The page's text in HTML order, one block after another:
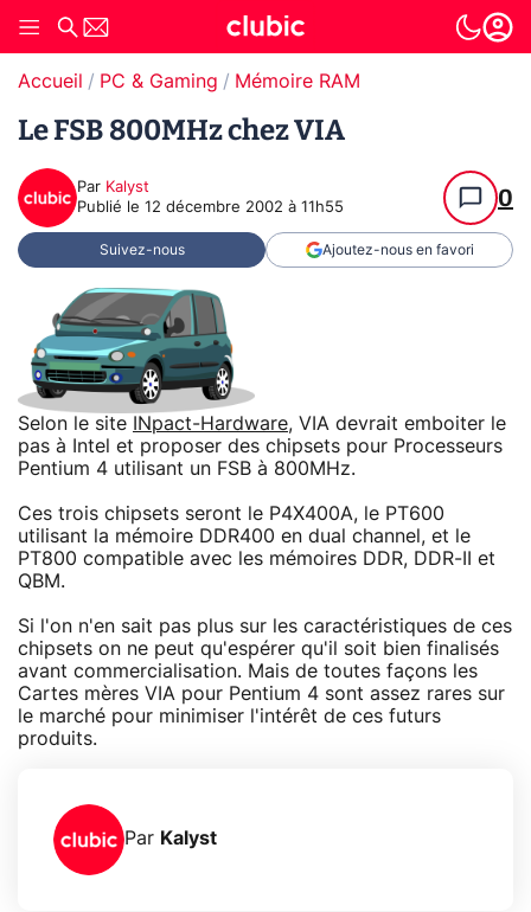
Accueil PC & Gaming Mémoire RAM
Le FSB 800MHz chez VIA
Par Kalyst
Publié le 12 décembre 2002 à 11h55 0
Suivez-nous Ajoutez-nous en favori
Selon le site INpact-Hardware, VIA devrait emboiter le
pas à Intel et proposer des chipsets pour Processeurs
Pentium 4 utilisant un FSB à 800MHz.
Ces trois chipsets seront le P4X400A, le PT600
utilisant la mémoire DDR400 en dual channel, et le
PT800 compatible avec les mémoires DDR, DDR-II et
QBM.
Si l'on n'en sait pas plus sur les caractéristiques de ces
chipsets on ne peut qu'espérer qu'il soit bien finalisés
avant commercialisation. Mais de toutes façons les
Cartes mères VIA pour Pentium 4 sont assez rares sur
le marché pour minimiser l'intérêt de ces futurs
produits.
Par Kalyst